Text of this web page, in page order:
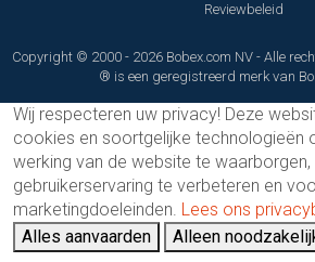
Reviewbeleid
Copyright © 2000 - 2026 Bobex.com NV - Alle
® is een geregistreerd merk van
Wij respecteren uw privacy! Deze
cookies en soortgelijke technologieën
werking van de website te waarborgen,
gebruikerservaring te verbeteren en
marketingdoeleinden. Lees ons
Alles aanvaarden
Alleen